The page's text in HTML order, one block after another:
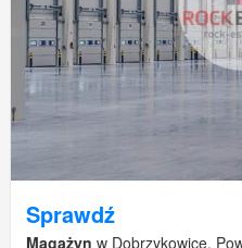
Sprawdź
Magażyn w Dobrzykowice,